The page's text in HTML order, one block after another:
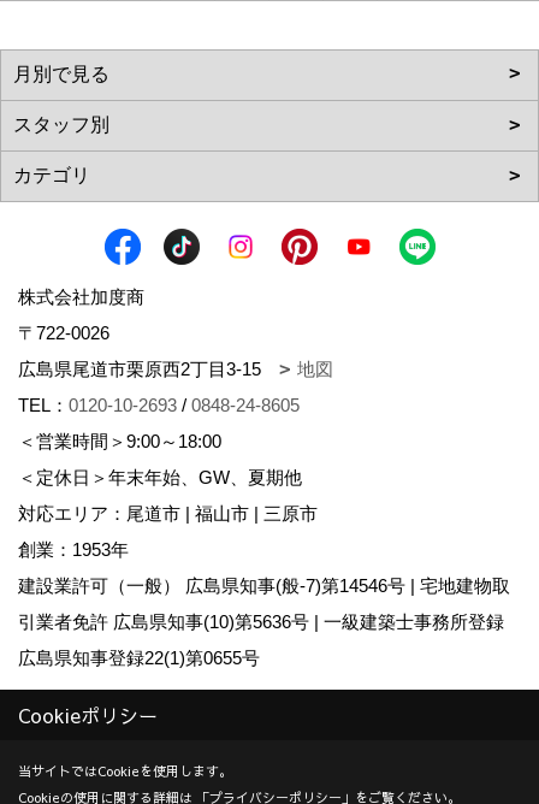
株式会社加度商
〒722-0026
広島県尾道市栗原西2丁目3-15
地図
TEL： 0120-10-2693 / 0848-24-8605
＜営業時間＞9:00～18:00
＜定休日＞年末年始、GW、夏期他
対応エリア：尾道市 | 福山市 | 三原市
創業：1953年
建設業許可（一般） 広島県知事(般-7)第14546号 | 宅地建物取
引業者免許 広島県知事(10)第5636号 | 一級建築士事務所登録
広島県知事登録22(1)第0655号
Copyright (c) KADOSHO. All Rights Reserved.
Cookieポリシー
当サイトではCookieを使用します。
Cookieの使用に関する詳細は 「プライバシーポリシー 」をご覧ください。